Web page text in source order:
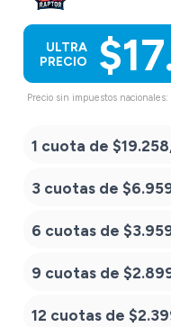
ULTRA
PRECIO
Precio sin impuestos nacionales:
1 cuota de
3 cuotas de
6 cuotas de
9 cuotas de
12 cuotas de